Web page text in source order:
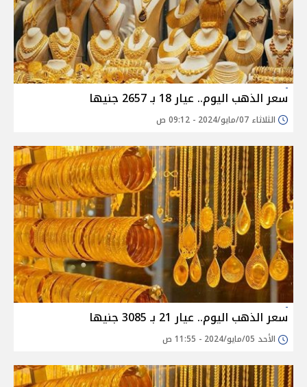
سعر الذهب اليوم.. عيار 18 بـ 2657 جنيها
الثلاثاء 07/مايو/2024 - 09:12 ص
سعر الذهب اليوم.. عيار 21 بـ 3085 جنيها
الأحد 05/مايو/2024 - 11:55 ص